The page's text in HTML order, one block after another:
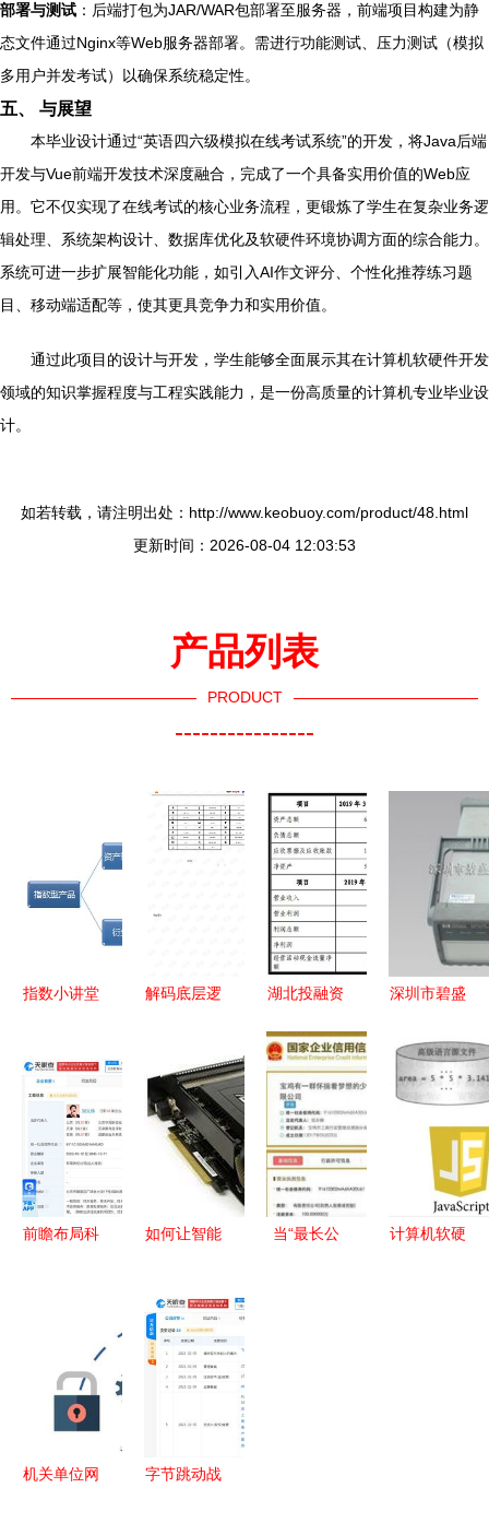
部署与测试 ：后端打包为JAR/WAR包部署至服务器，前端项目构建为静
态文件通过Nginx等Web服务器部署。需进行功能测试、压力测试（模拟
多用户并发考试）以确保系统稳定性。
五、 与展望
本毕业设计通过“英语四六级模拟在线考试系统”的开发，将Java后端
开发与Vue前端开发技术深度融合，完成了一个具备实用价值的Web应
用。它不仅实现了在线考试的核心业务流程，更锻炼了学生在复杂业务逻
辑处理、系统架构设计、数据库优化及软硬件环境协调方面的综合能力。
系统可进一步扩展智能化功能，如引入AI作文评分、个性化推荐练习题
目、移动端适配等，使其更具竞争力和实用价值。
通过此项目的设计与开发，学生能够全面展示其在计算机软硬件开发
领域的知识掌握程度与工程实践能力，是一份高质量的计算机专业毕业设
计。
如若转载，请注明出处：http://www.keobuoy.com/product/48.html
更新时间：2026-08-04 12:03:53
产品列表
PRODUCT
----------------
指数小讲堂
的发展
（叁）——
计算机软硬
件开发
解码底层逻
《编码隐匿
在计算机软
硬件背后的
语言》与
CSDN下载
资源
湖北投融资
技与实体协
同发力，多
家上市公司
战略提速
深圳市碧盛
gps系统产
品列表
前瞻布局科
司，深耕计
算机软硬件
研发
如何让智能
风扇一直转
计算机软硬
件开发解析
当“最长公
计算机软硬
机关单位网
字节跳动战